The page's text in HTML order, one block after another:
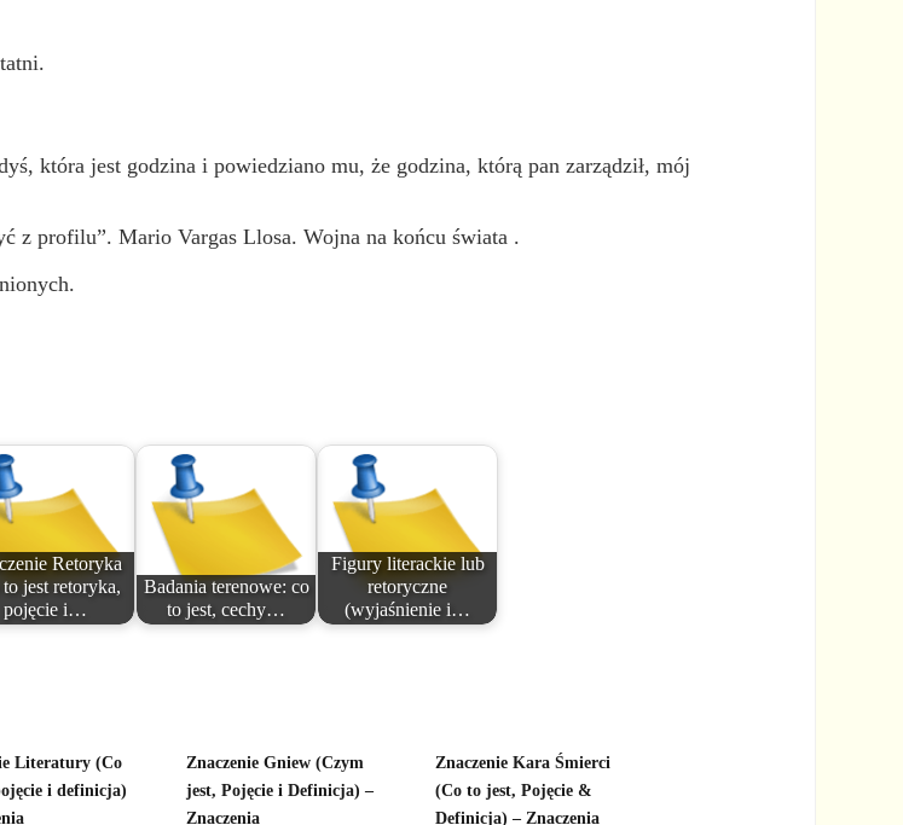
która jest godzina i powiedziano mu, że godzina, którą pan zarządził, mój
z profilu”. Mario Vargas Llosa. Wojna na końcu świata .
Retoryka
jest retoryka,
pojęcie i…
Badania terenowe: co
to jest, cechy…
Figury literackie lub
retoryczne
(wyjaśnienie i…
Literatury (Co
i definicja)
Znaczenie Gniew (Czym
jest, Pojęcie i Definicja) –
Znaczenia
Znaczenie Kara Śmierci
(Co to jest, Pojęcie &
Definicja) – Znaczenia